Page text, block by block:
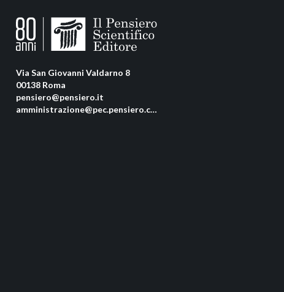
Via San Giovanni Valdarno 8
00138 Roma
pensiero@pensiero.it
amministrazione@pec.pensiero.com